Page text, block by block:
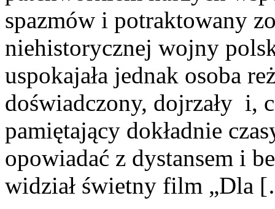
spazmów i potraktowany
niehistorycznej wojny
uspokajała jednak osoba
doświadczony, dojrzały i,
pamiętający dokładnie
opowiadać z dystansem i
widział świetny film „Dla